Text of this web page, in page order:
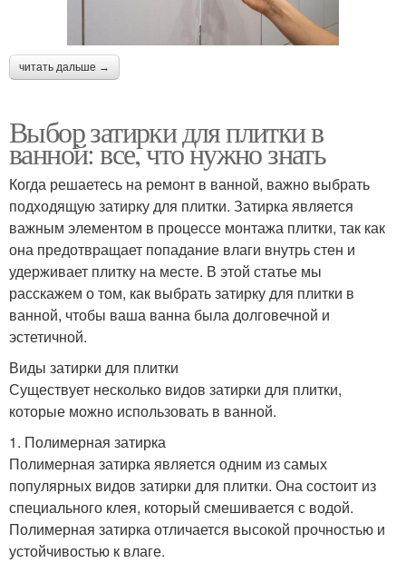
читать дальше →
Выбор затирки для плитки в
ванной: все, что нужно знать
Когда решаетесь на ремонт в ванной, важно выбрать
подходящую затирку для плитки. Затирка является
важным элементом в процессе монтажа плитки, так как
она предотвращает попадание влаги внутрь стен и
удерживает плитку на месте. В этой статье мы
расскажем о том, как выбрать затирку для плитки в
ванной, чтобы ваша ванна была долговечной и
эстетичной.
Виды затирки для плитки
Существует несколько видов затирки для плитки,
которые можно использовать в ванной.
1. Полимерная затирка
Полимерная затирка является одним из самых
популярных видов затирки для плитки. Она состоит из
специального клея, который смешивается с водой.
Полимерная затирка отличается высокой прочностью и
устойчивостью к влаге.